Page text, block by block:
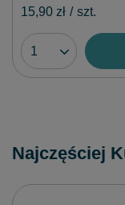
15,90 zł / szt.
Najczęściej